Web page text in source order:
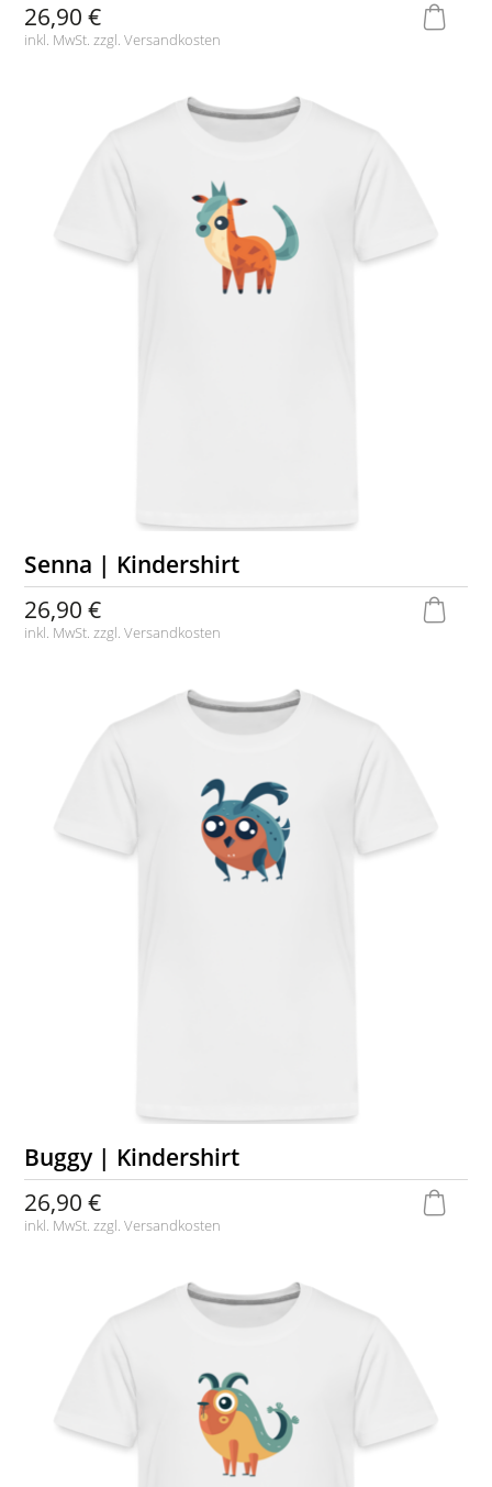
26,90 €
inkl. MwSt. zzgl.Versandkosten
Senna | Kindershirt
26,90 €
inkl. MwSt. zzgl.Versandkosten
Buggy | Kindershirt
26,90 €
inkl. MwSt. zzgl.Versandkosten